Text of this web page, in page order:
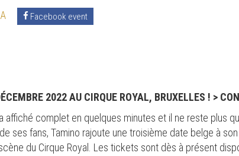
Facebook event
2022 AU CIRQUE ROYAL, BRUXELLES ! >
affiché complet en quelques minutes et il ne reste plus
ses fans, Tamino rajoute une troisième date belge à
du Cirque Royal. Les tickets sont dès à présent